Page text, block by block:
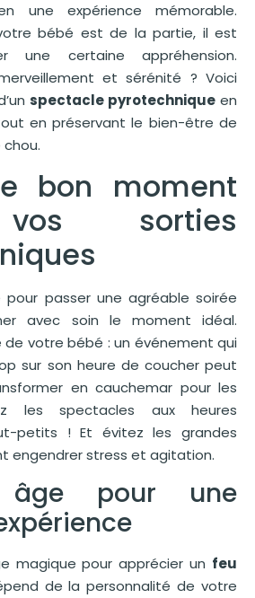
une expérience mémorable.
bébé est de la partie, il est
une certaine appréhension.
et sérénité ? Voici
spectacle pyrotechnique en
en préservant le bien-être de
bon moment
sorties
passer une agréable soirée
avec soin le moment idéal.
de votre bébé : un événement qui
sur son heure de coucher peut
en cauchemar pour les
les spectacles aux heures
petits ! Et évitez les grandes
engendrer stress et agitation.
pour une
magique pour apprécier un feu
de la personnalité de votre